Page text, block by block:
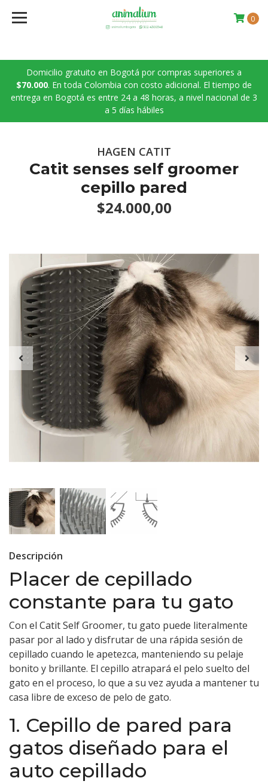
Domicilio gratuito en Bogotá por compras superiores a
$70.000. En toda Colombia con costo adicional. El tiempo de
entrega en Bogotá es entre 24 a 48 horas, a nivel nacional de 3
a 5 días hábiles
0
HAGEN CATIT
Catit senses self groomer
cepillo pared
$24.000,00
Descripción
Placer de cepillado
constante para tu gato
Con el Catit Self Groomer, tu gato puede literalmente
pasar por al lado y disfrutar de una rápida sesión de
cepillado cuando le apetezca, manteniendo su pelaje
bonito y brillante. El cepillo atrapará el pelo suelto del
gato en el proceso, lo que a su vez ayuda a mantener tu
casa libre de exceso de pelo de gato.
1. Cepillo de pared para
gatos diseñado para el
auto cepillado